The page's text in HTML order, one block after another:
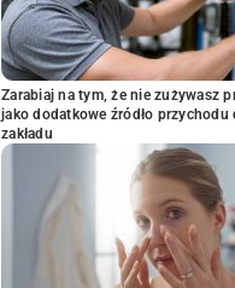
Zarabiaj na tym, że nie zużywasz
jako dodatkowe źródło przychodu
zakładu